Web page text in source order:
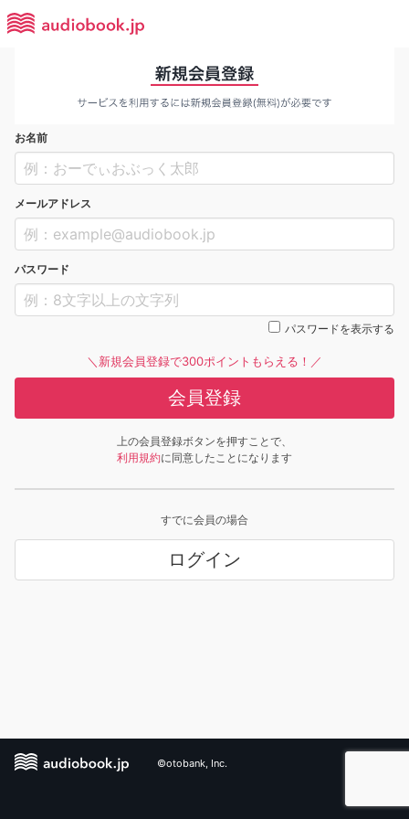
お名前
メールアドレス
パスワード
パスワードを表示する
＼新規会員登録で300ポイントもらえる！／
会員登録
上の会員登録ボタンを押すことで、
利用規約に同意したことになります
すでに会員の場合
ログイン
©otobank, Inc.